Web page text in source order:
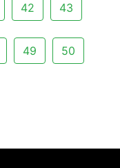
42 43
49 50